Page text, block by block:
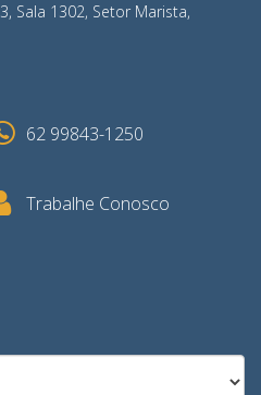
Sala 1302, Setor Marista,
62 99843-1250
Trabalhe Conosco